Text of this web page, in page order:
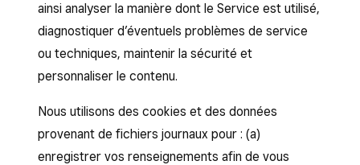
ainsi analyser la manière dont le Service est utilisé,
diagnostiquer d’éventuels problèmes de service
ou techniques, maintenir la sécurité et
personnaliser le contenu.
Nous utilisons des cookies et des données
provenant de fichiers journaux pour : (a)
enregistrer vos renseignements afin de vous